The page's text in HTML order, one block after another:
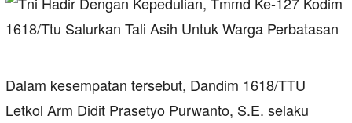
Dalam kesempatan tersebut, Dandim 1618/TTU
Letkol Arm Didit Prasetyo Purwanto, S.E. selaku